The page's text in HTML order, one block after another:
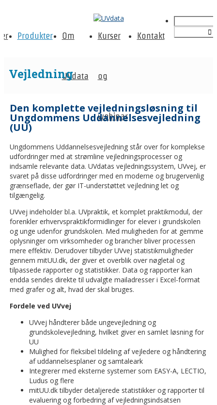
Produkter Om
UVdata
Kurser
og
webinar
Kontakt
Vejledning
Den komplette vejledningsløsning til
Ungdommens Uddannelsesvejledning
(UU)
Ungdommens Uddannelsesvejledning står over for komplekse
udfordringer med at strømline vejledningsprocesser og
indsamle relevante data. UVdatas vejledningssystem, UVvej, er
svaret på disse udfordringer med en moderne og brugervenlig
grænseflade, der gør IT-understøttet vejledning let og
tilgængelig.
UVvej indeholder bl.a. UVpraktik, et komplet praktikmodul, der
forenkler erhvervspraktikformidlinger for elever i grundskolen
og unge udenfor grundskolen. Med muligheden for at gemme
oplysninger om virksomheder og brancher bliver processen
mere effektiv. Derudover tilbyder UVvej statistikmuligheder
gennem mitUU.dk, der giver et overblik over nøgletal og
tilpassede rapporter og statistikker. Data og rapporter kan
endda sendes direkte til udvalgte mailadresser i Excel-format
med grafer og alt, hvad der skal bruges.
Fordele ved UVvej
UVvej håndterer både ungevejledning og
grundskolevejledning, hvilket giver en samlet løsning for
UU
Mulighed for fleksibel tildeling af vejledere og håndtering
af uddannelsesplaner og samtaleark
Integrerer med eksterne systemer som EASY-A, LECTIO,
Ludus og flere
mitUU.dk tilbyder detaljerede statistikker og rapporter til
evaluering og forbedring af vejledningsindsatsen